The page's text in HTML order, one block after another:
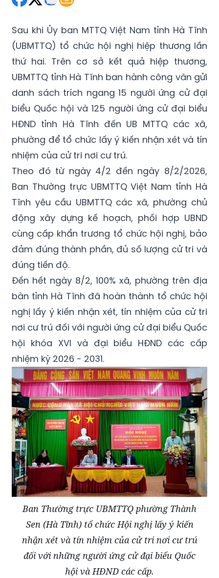
Sau khi Ủy ban MTTQ Việt Nam tỉnh Hà Tĩnh
(UBMTTQ) tổ chức hội nghị hiệp thương lần
thứ hai. Trên cơ sở kết quả hiệp thương,
UBMTTQ tỉnh Hà Tĩnh ban hành công văn gửi
danh sách trích ngang 15 người ứng cử đại
biểu Quốc hội và 125 người ứng cử đại biểu
HĐND tỉnh Hà Tĩnh đến UB MTTQ các xã,
phường để tổ chức lấy ý kiến nhận xét và tín
nhiệm của cử tri nơi cư trú.
Theo đó từ ngày 4/2 đến ngày 8/2/2026,
Ban Thường trực UBMTTQ Việt Nam tỉnh Hà
Tĩnh yêu cầu UBMTTQ các xã, phường chủ
động xây dựng kế hoạch, phối hợp UBND
cùng cấp khẩn trương tổ chức hội nghị, bảo
đảm đúng thành phần, đủ số lượng cử tri và
đúng tiến độ.
Đến hết ngày 8/2, 100% xã, phường trên địa
bàn tỉnh Hà Tĩnh đã hoàn thành tổ chức hội
nghị lấy ý kiến nhận xét, tín nhiệm của cử tri
nơi cư trú đối với người ứng cử đại biểu Quốc
hội khóa XVI và đại biểu HĐND các cấp
nhiệm kỳ 2026 - 2031.
Ban Thường trực UBMTTQ phường Thành
Sen (Hà Tĩnh) tổ chức Hội nghị lấy ý kiến
nhận xét và tín nhiệm của cử tri nơi cư trú
đối với những người ứng cử đại biểu Quốc
hội và HĐND các cấp.